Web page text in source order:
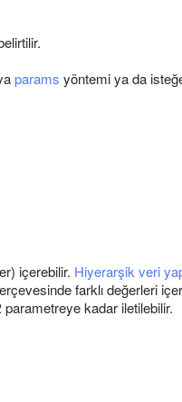
params yöntemi ya da
içerebilir. Hiyerarşik veri
farklı değerleri
kadar iletilebilir.